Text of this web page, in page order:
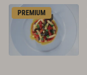
PREMIUM